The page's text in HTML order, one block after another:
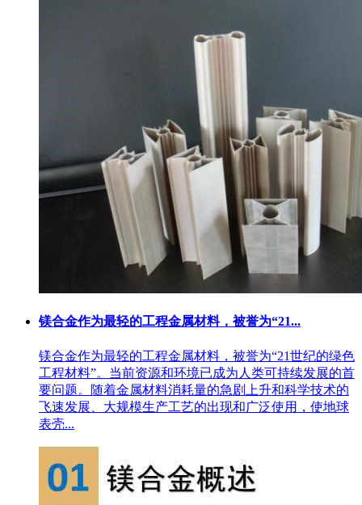
镁合金作为最轻的工程金属材料，被誉为“21...
镁合金作为最轻的工程金属材料，被誉为“21世纪的绿色
工程材料”。当前资源和环境已成为人类可持续发展的首
要问题。随着金属材料消耗量的急剧上升和科学技术的
飞速发展、大规模生产工艺的出现和广泛使用，使地球
表壳...